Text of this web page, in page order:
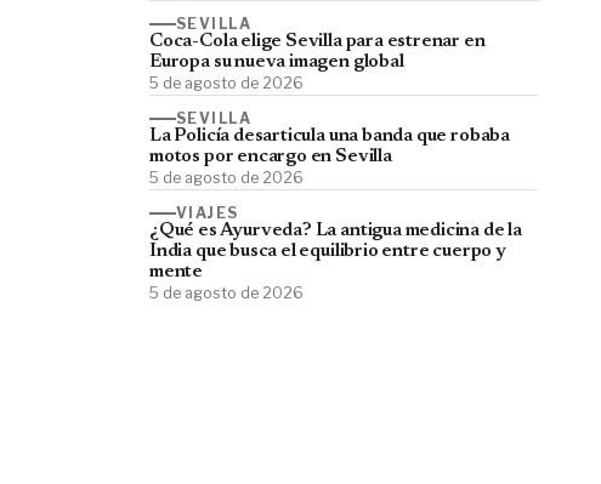
SEVILLA
Coca-Cola elige Sevilla para estrenar en
Europa su nueva imagen global
5 de agosto de 2026
SEVILLA
La Policía desarticula una banda que robaba
motos por encargo en Sevilla
5 de agosto de 2026
VIAJES
¿Qué es Ayurveda? La antigua medicina de la
India que busca el equilibrio entre cuerpo y
mente
5 de agosto de 2026